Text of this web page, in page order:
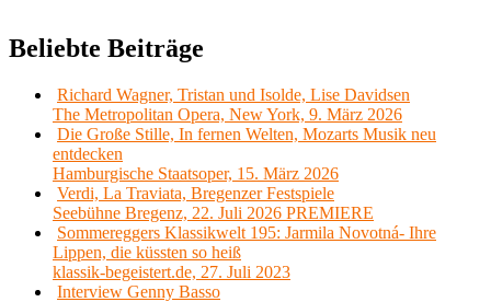
Beliebte Beiträge
Richard Wagner, Tristan und Isolde, Lise Davidsen
The Metropolitan Opera, New York, 9. März 2026
Die Große Stille, In fernen Welten, Mozarts Musik neu
entdecken
Hamburgische Staatsoper, 15. März 2026
Verdi, La Traviata, Bregenzer Festspiele
Seebühne Bregenz, 22. Juli 2026 PREMIERE
Sommereggers Klassikwelt 195: Jarmila Novotná- Ihre
Lippen, die küssten so heiß
klassik-begeistert.de, 27. Juli 2023
Interview Genny Basso